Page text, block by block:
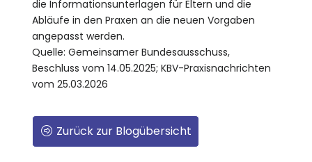
die Informationsunterlagen für Eltern und die
Abläufe in den Praxen an die neuen Vorgaben
angepasst werden.
Quelle: Gemeinsamer Bundesausschuss,
Beschluss vom 14.05.2025; KBV-Praxisnachrichten
vom 25.03.2026
Zurück zur Blogübersicht